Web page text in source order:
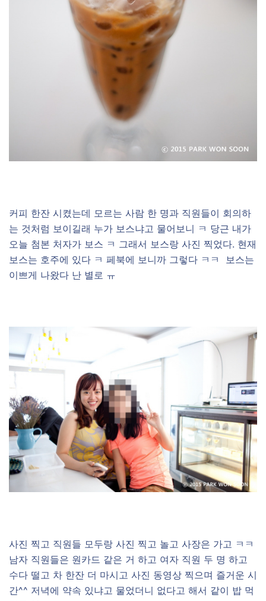
커피 한잔 시켰는데 모르는 사람 한 명과 직원들이 회의하
는 것처럼 보이길래 누가 보스냐고 물어보니 ㅋ 당근 내가
오늘 첨본 처자가 보스 ㅋ 그래서 보스랑 사진 찍었다. 현재
보스는 호주에 있다 ㅋ 페북에 보니까 그렇다 ㅋㅋ 보스는
이쁘게 나왔다 난 별로 ㅠ
사진 찍고 직원들 모두랑 사진 찍고 놀고 사장은 가고 ㅋㅋ
남자 직원들은 원카드 같은 거 하고 여자 직원 두 명 하고
수다 떨고 차 한잔 더 마시고 사진 동영상 찍으며 즐거운 시
간^^ 저녁에 약속 있냐고 물었더니 없다고 해서 같이 밥 먹